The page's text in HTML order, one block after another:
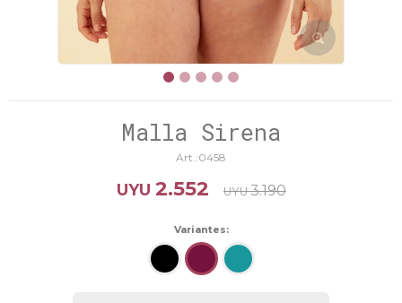
Malla Sirena
0458
UYU 2.552 UYU 3.190
Variantes: